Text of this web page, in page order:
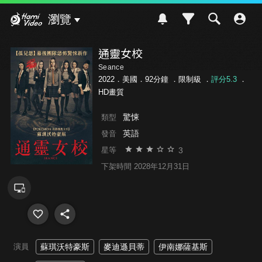
瀏覽
通靈女校
Seance
2022．美國．92分鐘 ． 限制級 ． 評分5.3．
HD畫質
類型 驚悚
發音 英語
星等 3
下架時間 2028年12月31日
演員 蘇琪沃特豪斯 麥迪遜貝蒂 伊南娜薩基斯